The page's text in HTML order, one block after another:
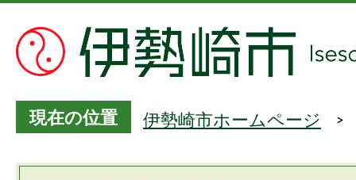
現在の位置 伊勢崎市ホームページ